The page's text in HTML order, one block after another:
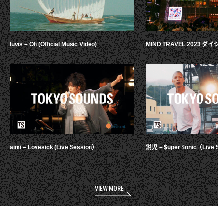
luvis – Oh (Official Music Video)
aimi – Lovesick (Live Session）
MIND TRAVEL 2023 ダイ
鋭児 – $uper $onic（Live
VIEW MORE